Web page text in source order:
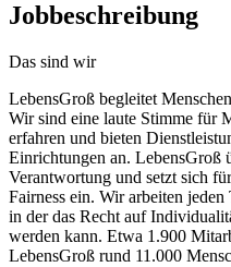
Jobbeschreibung
Das sind wir
LebensGroß begleitet
Wir sind eine laute Stimme für
erfahren und bieten
Einrichtungen an. LebensGroß
Verantwortung und setzt sich
Fairness ein. Wir arbeiten
in der das Recht auf
werden kann. Etwa 1.900
LebensGroß rund 11.000